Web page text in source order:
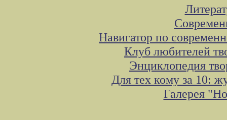
Навигатор по
Клуб любителей
Энциклопедия
Для тех кому за 10:
Галерея